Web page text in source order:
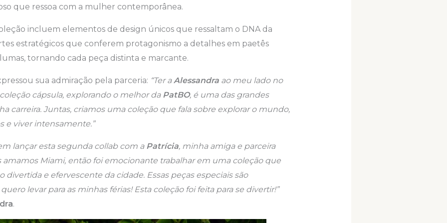
que ressoa com a mulher contemporânea.
incluem elementos de design únicos que ressaltam o DNA da
estratégicos que conferem protagonismo a detalhes em paetês
tornando cada peça distinta e marcante.
sua admiração pela parceria: “Ter aAlessandra ao meu lado no
cápsula, explorando o melhor da PatBO, é uma das grandes
carreira. Juntas, criamos uma coleção que fala sobre explorar o mundo,
e viver intensamente.”
lançar esta segunda collab com a Patrícia, minha amiga e parceira
amamos Miami, então foi emocionante trabalhar em uma coleção que
divertida e efervescente da cidade. Essas peças especiais são
levar para as minhas férias! Esta coleção foi feita para se divertir!”
.